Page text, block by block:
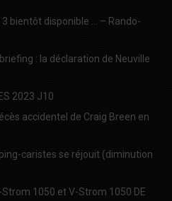
3 bientôt disponible … – Rando-
: la déclaration de Neuville
2023 J10
accidentel de Craig Breen en
caristes se réjouit (diminution
1050 et V-Strom 1050 DE